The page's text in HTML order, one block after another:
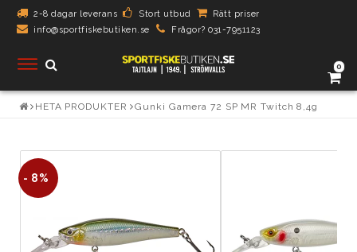
2-8 dagar leverans Stort utbud
Rätt priser
info@sportfiskebutiken.se
Frågor? 031-7951123
0
Toggle
navigation
HETA PRODUKTER Gunki Gamera 72 SP MR Twitch 8,4g
- 8%